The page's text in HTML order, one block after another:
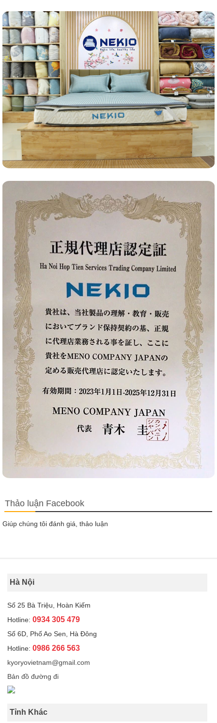
Thảo luận Facebook
Giúp chúng tôi đánh giá, thảo luận
Hà Nội
Số 25 Bà Triệu, Hoàn Kiếm
Hotline: 0934 305 479
Số 6D, Phố Ao Sen, Hà Đông
Hotline: 0986 266 563
kyoryovietnam@gmail.com
Bản đồ đường đi
Tỉnh Khác